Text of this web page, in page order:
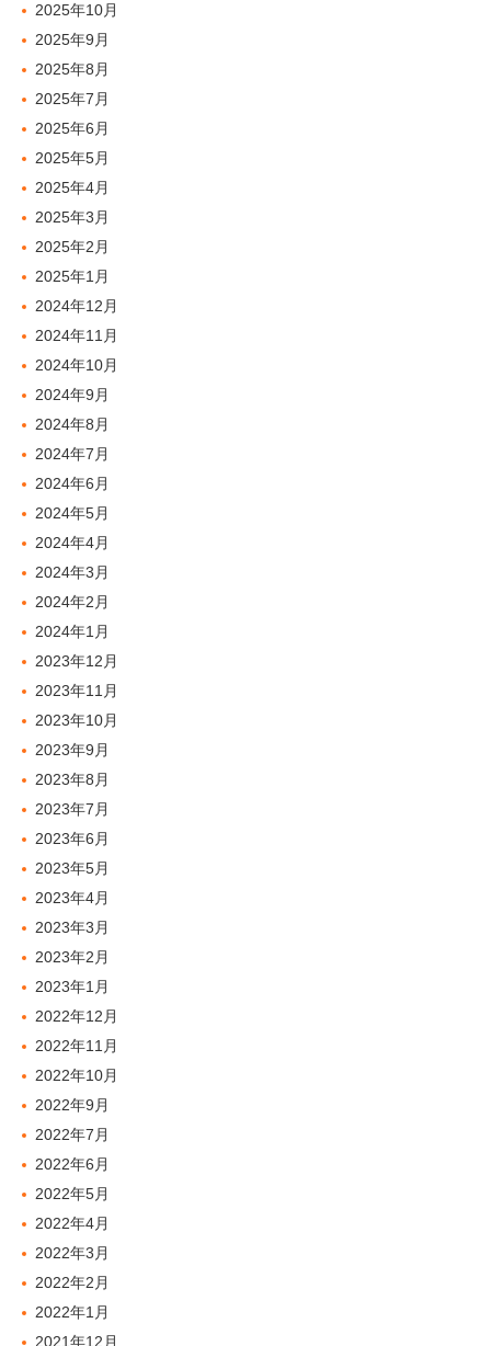
2025年10月
2025年9月
2025年8月
2025年7月
2025年6月
2025年5月
2025年4月
2025年3月
2025年2月
2025年1月
2024年12月
2024年11月
2024年10月
2024年9月
2024年8月
2024年7月
2024年6月
2024年5月
2024年4月
2024年3月
2024年2月
2024年1月
2023年12月
2023年11月
2023年10月
2023年9月
2023年8月
2023年7月
2023年6月
2023年5月
2023年4月
2023年3月
2023年2月
2023年1月
2022年12月
2022年11月
2022年10月
2022年9月
2022年7月
2022年6月
2022年5月
2022年4月
2022年3月
2022年2月
2022年1月
2021年12月